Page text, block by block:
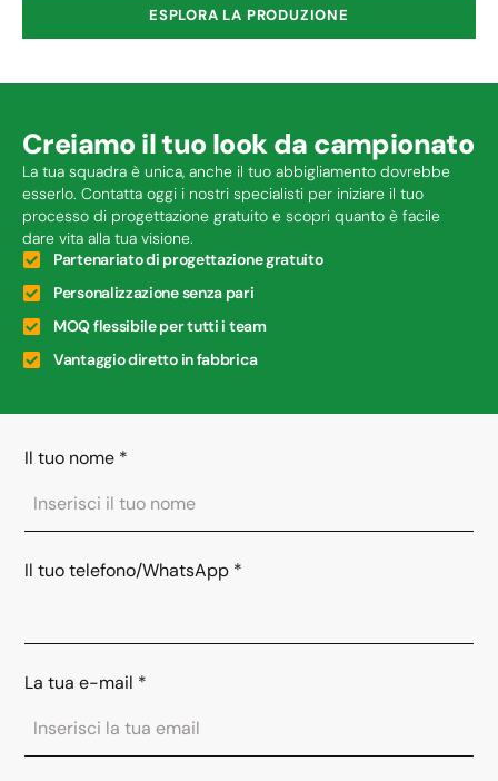
ESPLORA LA PRODUZIONE
Creiamo il tuo look da campionato
La tua squadra è unica, anche il tuo abbigliamento dovrebbe
esserlo. Contatta oggi i nostri specialisti per iniziare il tuo
processo di progettazione gratuito e scopri quanto è facile
dare vita alla tua visione.
Partenariato di progettazione gratuito
Personalizzazione senza pari
MOQ flessibile per tutti i team
Vantaggio diretto in fabbrica
Il tuo nome *
Il tuo telefono/WhatsApp *
La tua e-mail *